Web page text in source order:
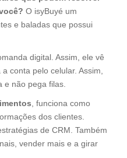
O isyBuyé um
e baladas que possui
digital. Assim, ele vê
conta pelo celular. Assim,
e não pega filas.
, funciona como
dos clientes.
de CRM. Também
vender mais e a girar